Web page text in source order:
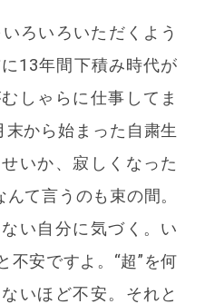
ろいろいただくよう
13年間下積み時代が
しゃらに仕事してま
から始まった自粛生
いか、寂しくなった
て言うのも束の間。
い自分に気づく。い
不安ですよ。“超”を何
いほど不安。それと